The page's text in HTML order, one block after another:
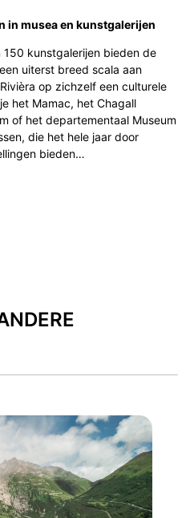
in musea en kunstgalerijen
kunstgalerijen bieden de
uiterst breed scala aan
op zichzelf een culturele
het Mamac, het Chagall
of het departementaal Museum
die het hele jaar door
bieden…